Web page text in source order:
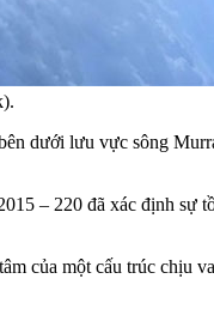
dưới lưu vực sông
– 220 đã xác định sự
của một cấu trúc chịu